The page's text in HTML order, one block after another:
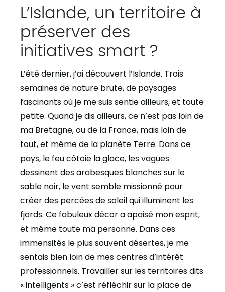
L’Islande, un territoire à
préserver des
initiatives smart ?
L’été dernier, j’ai découvert l’Islande. Trois
semaines de nature brute, de paysages
fascinants où je me suis sentie ailleurs, et toute
petite. Quand je dis ailleurs, ce n’est pas loin de
ma Bretagne, ou de la France, mais loin de
tout, et même de la planète Terre. Dans ce
pays, le feu côtoie la glace, les vagues
dessinent des arabesques blanches sur le
sable noir, le vent semble missionné pour
créer des percées de soleil qui illuminent les
fjords. Ce fabuleux décor a apaisé mon esprit,
et même toute ma personne. Dans ces
immensités le plus souvent désertes, je me
sentais bien loin de mes centres d’intérêt
professionnels. Travailler sur les territoires dits
« intelligents » c’est réfléchir sur la place de